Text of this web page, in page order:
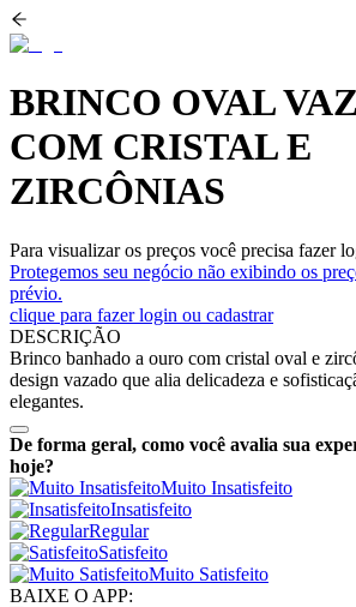
BRINCO OVAL
COM CRISTAL E
ZIRCÔNIAS
Para visualizar os preços você precisa fazer
Protegemos seu negócio não exibindo os
prévio.
clique para fazer login ou cadastrar
DESCRIÇÃO
Brinco banhado a ouro com cristal oval e
design vazado que alia delicadeza e
elegantes.
De forma geral, como você avalia sua
hoje?
Muito Insatisfeito
Insatisfeito
Regular
Satisfeito
Muito Satisfeito
BAIXE O APP: